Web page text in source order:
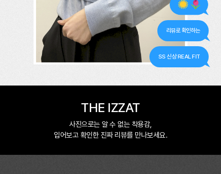
리뷰로 확인하는
SS 신상 REAL FIT
THE IZZAT
사진으로는 알 수 없는 착용감,
입어보고 확인한 진짜 리뷰를 만나보세요.